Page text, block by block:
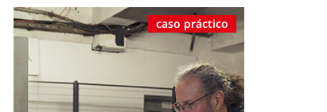
caso práctico